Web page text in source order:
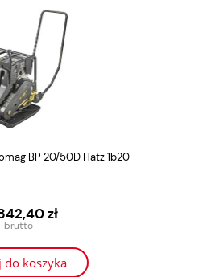
BP 20/50D Hatz 1b20
zł
do koszyka